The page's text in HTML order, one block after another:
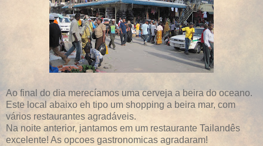
Ao final do dia merecíamos uma cerveja a beira do oceano.
Este local abaixo eh tipo um shopping a beira mar, com
vários restaurantes agradáveis.
Na noite anterior, jantamos em um restaurante Tailandês
excelente! As opcoes gastronomicas agradaram!